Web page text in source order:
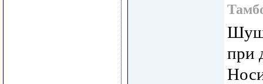
при